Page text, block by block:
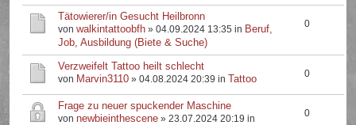
Tätowierer/in Gesucht Heilbronn
vonwalkintattoobfh » 04.09.2024 13:35 in Beruf,
Job, Ausbildung (Biete & Suche)
0
Verzweifelt Tattoo heilt schlecht
von Marvin3110 » 04.08.2024 20:39 in Tattoo 0
Frage zu neuer spuckender Maschine
vonnewbieinthescene » 23.07.2024 20:19 in 0